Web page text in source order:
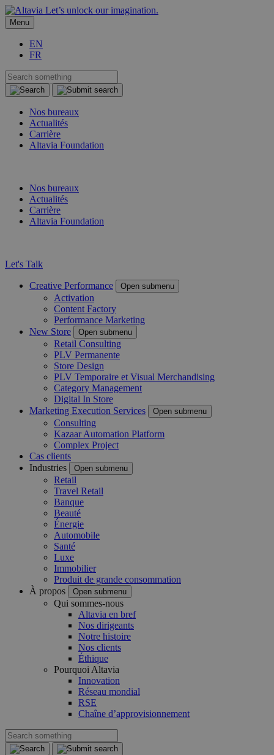
Let’s unlock our imagination.
Menu
EN
FR
Nos bureaux
Actualités
Carrière
Altavia Foundation
Nos bureaux
Actualités
Carrière
Altavia Foundation
Let's Talk
Creative Performance Open submenu
Activation
Content Factory
Performance Marketing
New Store
Open submenu
Retail Consulting
PLV Permanente
Store Design
PLV Temporaire et Visual Merchandising
Category Management
Digital In Store
Marketing Execution Services
Open submenu
Consulting
Kazaar Automation Platform
Complex Project
Cas clients
Industries
Open submenu
Retail
Travel Retail
Banque
Beauté
Énergie
Automobile
Santé
Luxe
Immobilier
Produit de grande consommation
À propos
Open submenu
Qui sommes-nous
Altavia en bref
Nos dirigeants
Notre histoire
Nos clients
Éthique
Pourquoi Altavia
Innovation
Réseau mondial
RSE
Chaîne d’approvisionnement